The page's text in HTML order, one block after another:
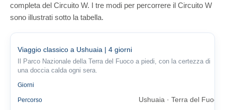
completa del Circuito W. I tre modi per percorrere il Circuito W
sono illustrati sotto la tabella.
Viaggio classico a Ushuaia | 4 giorni
Il Parco Nazionale della Terra del Fuoco a piedi, con la certezza di
una doccia calda ogni sera.
Giorni
Percorso Ushuaia · Terra del Fuoco